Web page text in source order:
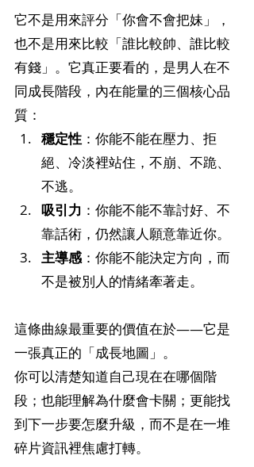
它不是用來評分「你會不會把妹」，
也不是用來比較「誰比較帥、誰比較
有錢」。它真正要看的，是男人在不
同成長階段，內在能量的三個核心品
質：
穩定性 ：你能不能在壓力、拒
絕、冷淡裡站住，不崩、不跪、
不逃。
吸引力 ：你能不能不靠討好、不
靠話術，仍然讓人願意靠近你。
主導感：你能不能決定方向，而
不是被別人的情緒牽著走。
這條曲線最重要的價值在於——它是
一張真正的「成長地圖」。
你可以清楚知道自己現在在哪個階
段；也能理解為什麼會卡關；更能找
到下一步要怎麼升級，而不是在一堆
碎片資訊裡焦慮打轉。